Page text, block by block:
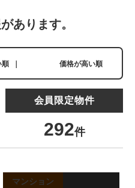
あります。
順 価格が高い順
会員限定物件
292件
マンション